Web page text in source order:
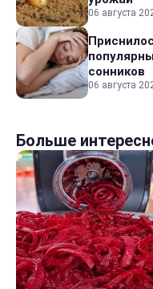
06 августа
сонников
06 августа
Больше